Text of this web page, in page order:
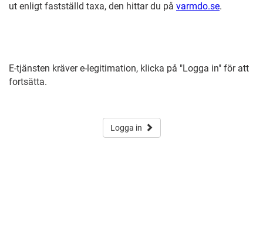
ut enligt fastställd taxa, den hittar du på varmdo.se.
E-tjänsten kräver e-legitimation, klicka på "Logga in" för att
fortsätta.
Logga in